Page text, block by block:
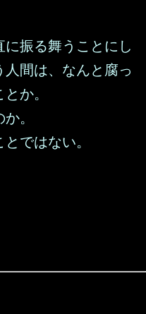
に振る舞うことにし
間は、なんと腐っ
か。
。
ではない。